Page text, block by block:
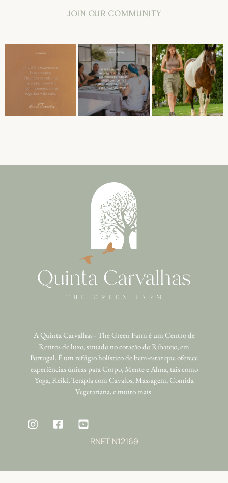
JOIN OUR COMMUNITY
A Quinta Carvalhas - The Green Farm é um Centro de
Retiros de luxo, situado no coração do Ribatejo, em
Portugal. É um refúgio holístico de bem-estar que oferece
experiências únicas para Corpo, Mente e Alma, tais como
Yoga, Reiki, Terapia com Cavalos, Massagem, Comida
Vegetariana, e muito mais.
RNET N12169